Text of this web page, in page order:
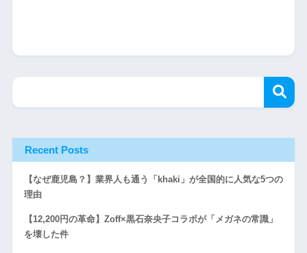
Recent Posts
【なぜ鹿児島？】業界人も通う「khaki」が全国的に人気な5つの
理由
【12,200円の革命】Zoff×黒石奈央子コラボが「メガネの常識」
を壊した件